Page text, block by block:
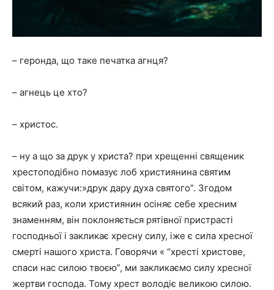
– геронда, що таке печатка агнця?
– агнець це хто?
– христос.
– ну а що за друк у христа? при хрещенні священик
хрестоподібно помазує лоб християнина святим
світом, кажучи:»друк дару духа святого”. Згодом
всякий раз, коли християнин осіняє себе хресним
знаменням, він поклоняється рятівної пристрасті
господньої і закликає хресну силу, іже є сила хресної
смерті нашого христа. Говорячи « “хресті христове,
спаси нас силою твоєю”, ми закликаємо силу хресної
жертви господа. Тому хрест володіє великою силою.